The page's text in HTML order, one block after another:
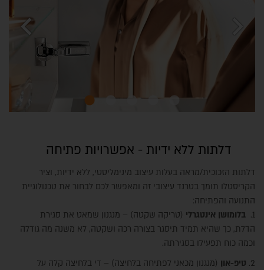
chevron_left chevron_right
דלתות ללא ידיות - אפשרויות פתיחה
דלתות הזכוכית/מראה בעלות עיצוב מינימליסטי, ללא ידיות, וציר
הקריסטלו תומך בטרנד עיצובי זה ומאפשר לכם לבחור את טכנולוגיית
התנועה והפתיחה:
1.
בלומושן אינטגרלי (טריקה שקטה) – מנגנון שמאט את סגירת
הדלת, כך שהיא תמיד תיסגר בצורה רכה ושקטה, לא משנה מה גודלה
וכמה כוח תפעילו בסגירתה.
2. טיפ-און (מנגנון מכאני לפתיחה בלחיצה) – די בלחיצה קלה על